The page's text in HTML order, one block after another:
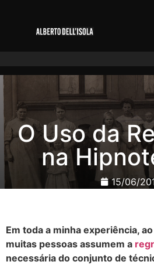
O Uso da
na
15/06/
Em toda a minha experiência,
muitas pessoas assumem a
necessária do conjunto de